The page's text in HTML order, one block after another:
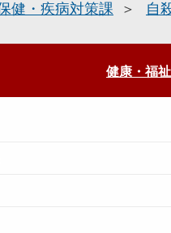
健・疾病対策課 自
健康・福祉